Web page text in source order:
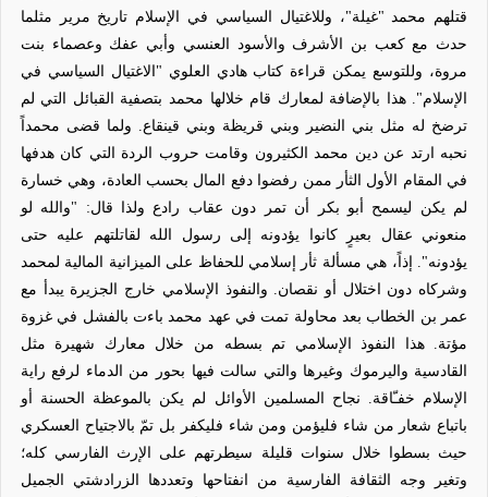
قتلهم محمد "غيلة"، وللاغتيال السياسي في الإسلام تاريخ مرير مثلما
حدث مع كعب بن الأشرف والأسود العنسي وأبي عفك وعصماء بنت
مروة، وللتوسع يمكن قراءة كتاب هادي العلوي "الاغتيال السياسي في
الإسلام". هذا بالإضافة لمعارك قام خلالها محمد بتصفية القبائل التي لم
ترضخ له مثل بني النضير وبني قريظة وبني قينقاع. ولما قضى محمداً
نحبه ارتد عن دين محمد الكثيرون وقامت حروب الردة التي كان هدفها
في المقام الأول الثأر ممن رفضوا دفع المال بحسب العادة، وهي خسارة
لم يكن ليسمح أبو بكر أن تمر دون عقاب رادع ولذا قال: "والله لو
منعوني عقال بعيرٍ كانوا يؤدونه إلى رسول الله لقاتلتهم عليه حتى
يؤدونه". إذاً، هي مسألة ثأر إسلامي للحفاظ على الميزانية المالية لمحمد
وشركاه دون اختلال أو نقصان. والنفوذ الإسلامي خارج الجزيرة يبدأ مع
عمر بن الخطاب بعد محاولة تمت في عهد محمد باءت بالفشل في غزوة
مؤتة. هذا النفوذ الإسلامي تم بسطه من خلال معارك شهيرة مثل
القادسية واليرموك وغيرها والتي سالت فيها بحور من الدماء لرفع راية
الإسلام خفـّاقة. نجاح المسلمين الأوائل لم يكن بالموعظة الحسنة أو
باتباع شعار من شاء فليؤمن ومن شاء فليكفر بل تمّ بالاجتياح العسكري
حيث بسطوا خلال سنوات قليلة سيطرتهم على الإرث الفارسي كله؛
وتغير وجه الثقافة الفارسية من انفتاحها وتعددها الزرادشتي الجميل